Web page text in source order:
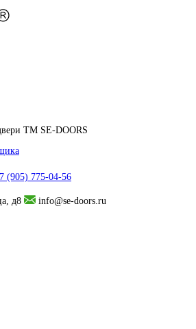
TM SE-DOORS
(905) 775-04-56
д8 info@se-doors.ru